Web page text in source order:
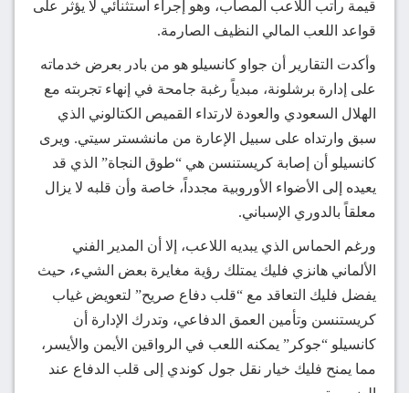
قيمة راتب اللاعب المصاب، وهو إجراء استثنائي لا يؤثر على
قواعد اللعب المالي النظيف الصارمة.
وأكدت التقارير أن جواو كانسيلو هو من بادر بعرض خدماته
على إدارة برشلونة، مبدياً رغبة جامحة في إنهاء تجربته مع
الهلال السعودي والعودة لارتداء القميص الكتالوني الذي
سبق وارتداه على سبيل الإعارة من مانشستر سيتي. ويرى
كانسيلو أن إصابة كريستنسن هي “طوق النجاة” الذي قد
يعيده إلى الأضواء الأوروبية مجدداً، خاصة وأن قلبه لا يزال
معلقاً بالدوري الإسباني.
ورغم الحماس الذي يبديه اللاعب، إلا أن المدير الفني
الألماني هانزي فليك يمتلك رؤية مغايرة بعض الشيء، حيث
يفضل فليك التعاقد مع “قلب دفاع صريح” لتعويض غياب
كريستنسن وتأمين العمق الدفاعي، وتدرك الإدارة أن
كانسيلو “جوكر” يمكنه اللعب في الرواقين الأيمن والأيسر،
مما يمنح فليك خيار نقل جول كوندي إلى قلب الدفاع عند